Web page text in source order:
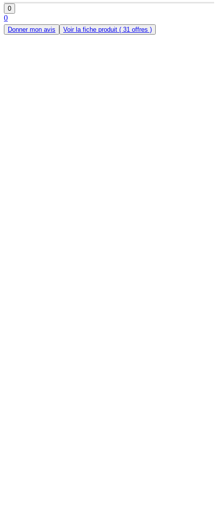
0
0
Donner mon avis Voir la fiche produit ( 31 offres )